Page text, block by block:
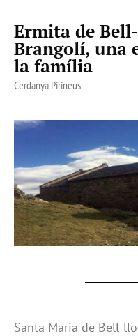
Ermita de
Brangolí, una
la família
Cerdanya Pirineus
Santa Maria de Bell-